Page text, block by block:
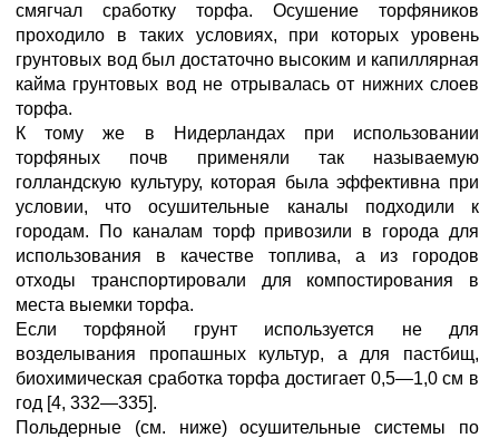
смягчал сработку торфа. Осушение торфяников
проходило в таких условиях, при которых уровень
грунтовых вод был достаточно высоким и капиллярная
кайма грунтовых вод не отрывалась от нижних слоев
торфа.
К тому же в Нидерландах при использовании
торфяных почв применяли так называемую
голландскую культуру, которая была эффективна при
условии, что осушительные каналы подходили к
городам. По каналам торф привозили в города для
использования в качестве топлива, а из городов
отходы транспортировали для компостирования в
места выемки торфа.
Если торфяной грунт используется не для
возделывания пропашных культур, а для пастбищ,
биохимическая сработка торфа достигает 0,5—1,0 см в
год [4, 332—335].
Польдерные (см. ниже) осушительные системы по